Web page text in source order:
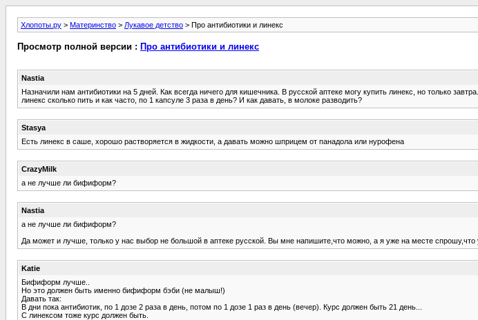
Хлопоты.ру > Материнство > Лукавое детство > Про антибиотики и линекс
Просмотр полной версии : Про антибиотики и линекс
Nastia
Назначили нам антибиотики на 5 дней. Как всегда ничего для кишечника. В русской аптеке могу купить линекс, но только
линекс сколько пить и как часто, по 1 капсуле 3 раза в день? И как давать, в молоке разводить?
Stasya
Есть линекс в саше, хорошо растворяется в жидкости, а давать можно шприцем от панадола или нурофена
CrazyMilk
а не лучше ли бифиформ?
Nastia
а не лучше ли бифиформ?
Да может и лучше, только у нас выбор не большой в аптеке русской. Вы мне напишите,что можно, а я уже на месте спрошу,что
Katie
Бифиформ лучше..
Но это должен быть именно бифиформ бэби (не малыш!)
Давать так:
В дни пока антибиотик, по 1 дозе 2 раза в день, потом по 1 дозе 1 раз в день (вечер). Курс должен быть 21 день...
С линексом тоже курс должен быть.